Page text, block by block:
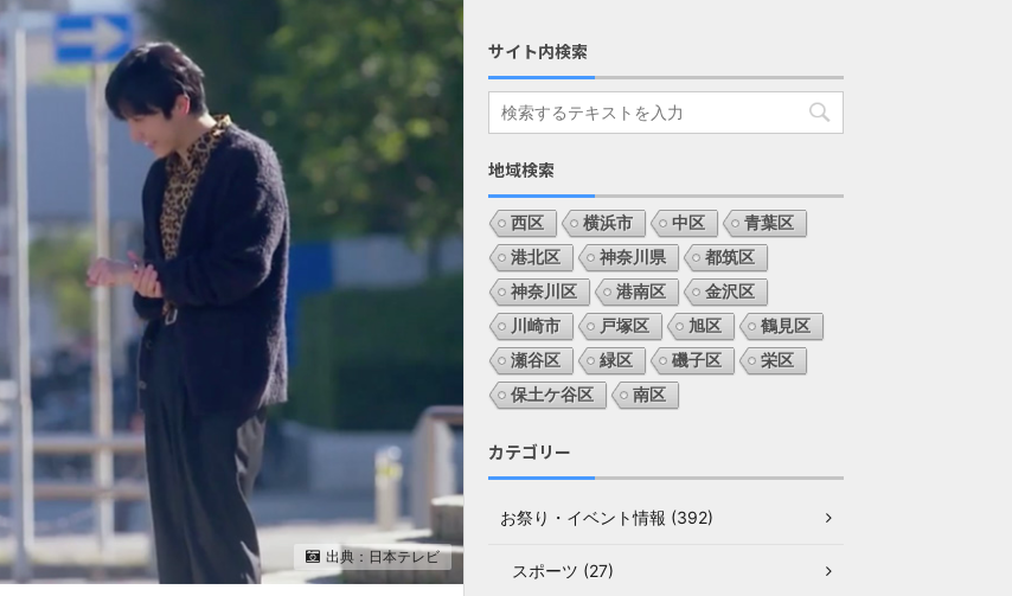
出典：日本テレビ
サイト内検索
地域検索
西区 横浜市 中区
青葉区
港北区
神奈川県
都筑区
神奈川区
港南区
金沢区
川崎市
戸塚区 旭区
鶴見区
瀬谷区
緑区 磯子区
栄区
保土ケ谷区
南区
カテゴリー
お祭り・イベント情報 (392)
スポーツ (27)